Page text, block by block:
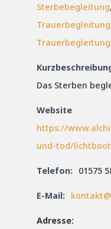
Sterbebegleitung,
Das Sterben
Website
https://
und-tod/
Telefon: 01575
E-Mail:
Adresse: